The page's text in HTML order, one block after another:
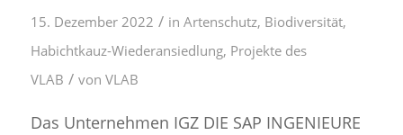
15. Dezember 2022 / in Artenschutz, Biodiversität,
Habichtkauz-Wiederansiedlung, Projekte des
VLAB / von VLAB
Das Unternehmen IGZ DIE SAP INGENIEURE